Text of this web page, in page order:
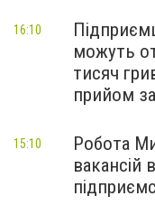
можуть
тисяч
прийом
16:10
Робота
вакансій
15:10